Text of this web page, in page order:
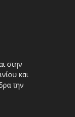
στην
και
την